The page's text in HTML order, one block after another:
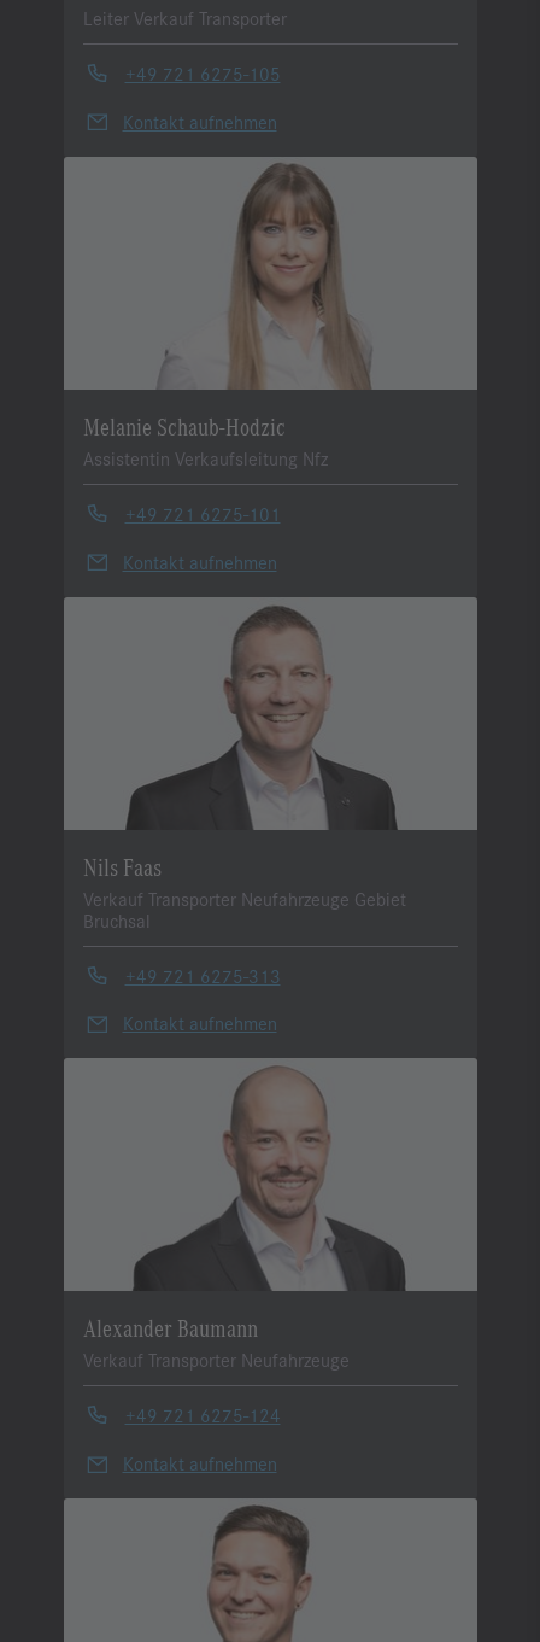
Leiter Verkauf Transporter
+49 721 6275-105
Kontakt aufnehmen
Melanie Schaub-Hodzic
Assistentin Verkaufsleitung Nfz
+49 721 6275-101
Kontakt aufnehmen
Nils Faas
Verkauf Transporter Neufahrzeuge Gebiet
Bruchsal
+49 721 6275-313
Kontakt aufnehmen
Alexander Baumann
Verkauf Transporter Neufahrzeuge
+49 721 6275-124
Kontakt aufnehmen